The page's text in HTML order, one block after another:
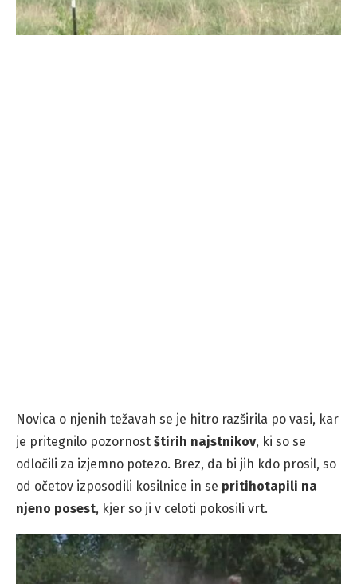
Novica o njenih težavah se je hitro razširila po vasi, kar
je pritegnilo pozornost štirih najstnikov, ki so se
odločili za izjemno potezo. Brez, da bi jih kdo prosil, so
od očetov izposodili kosilnice in se pritihotapili na
njeno posest, kjer so ji v celoti pokosili vrt.